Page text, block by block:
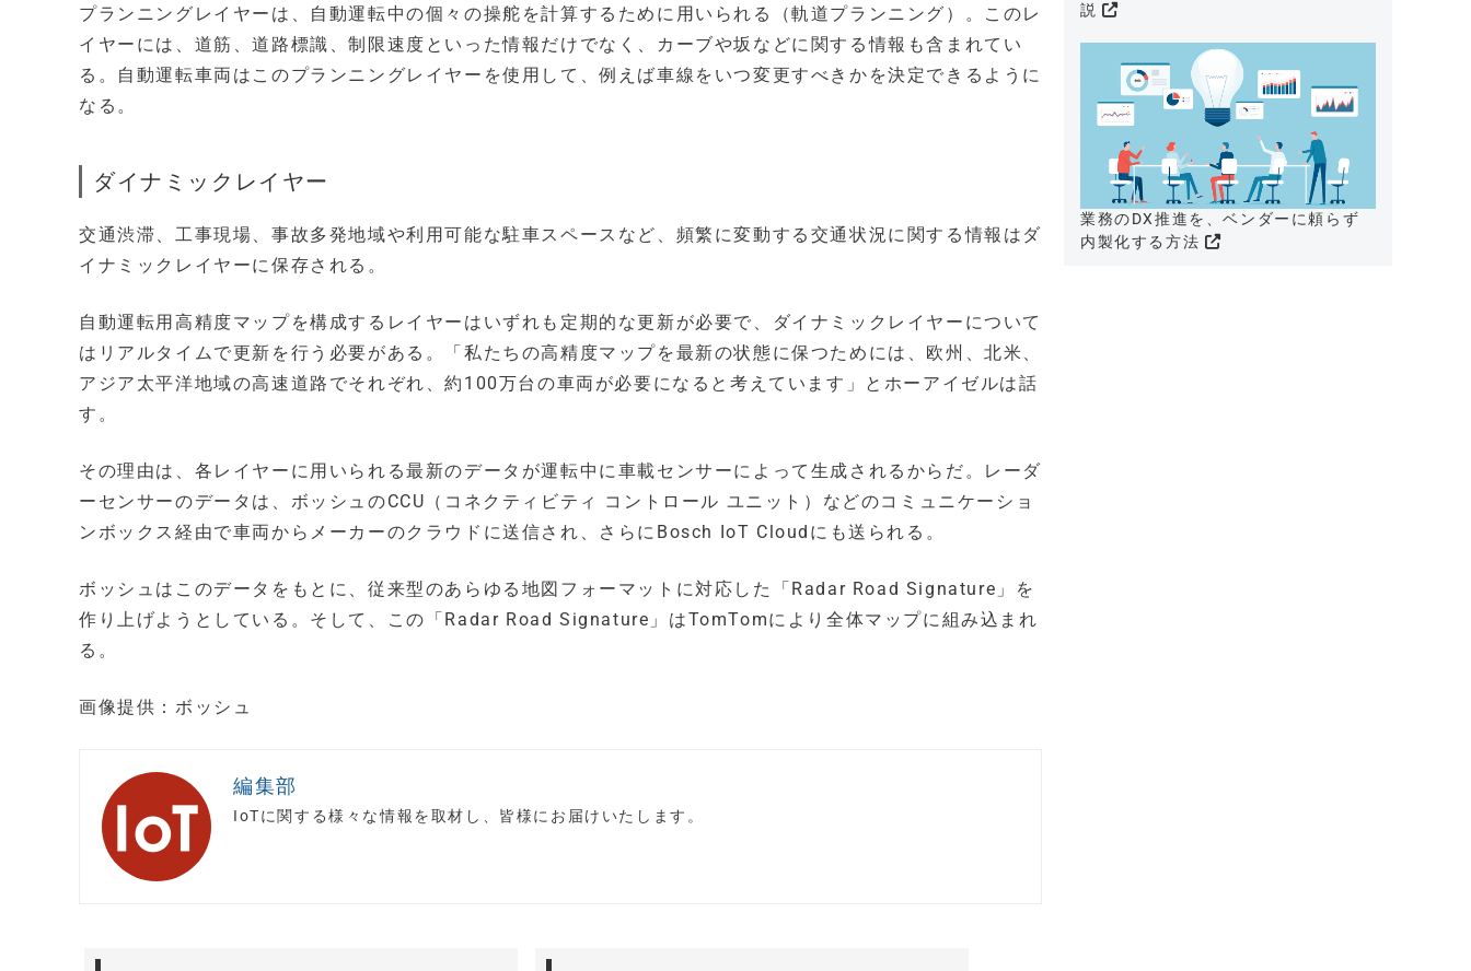
プランニングレイヤーは、自動運転中の個々の操舵を計算するために用いられる（軌道プランニング）。このレ
イヤーには、道筋、道路標識、制限速度といった情報だけでなく、カーブや坂などに関する情報も含まれてい
る。自動運転車両はこのプランニングレイヤーを使用して、例えば車線をいつ変更すべきかを決定できるように
なる。
ダイナミックレイヤー
交通渋滞、工事現場、事故多発地域や利用可能な駐車スペースなど、頻繁に変動する交通状況に関する情報はダ
イナミックレイヤーに保存される。
自動運転用高精度マップを構成するレイヤーはいずれも定期的な更新が必要で、ダイナミックレイヤーについて
はリアルタイムで更新を行う必要がある。「私たちの高精度マップを最新の状態に保つためには、欧州、北米、
アジア太平洋地域の高速道路でそれぞれ、約100万台の車両が必要になると考えています」とホーアイゼルは話
す。
その理由は、各レイヤーに用いられる最新のデータが運転中に車載センサーによって生成されるからだ。レーダ
ーセンサーのデータは、ボッシュのCCU（コネクティビティ コントロール ユニット）などのコミュニケーショ
ンボックス経由で車両からメーカーのクラウドに送信され、さらにBosch IoT Cloudにも送られる。
ボッシュはこのデータをもとに、従来型のあらゆる地図フォーマットに対応した「Radar Road Signature」を
作り上げようとしている。そして、この「Radar Road Signature」はTomTomにより全体マップに組み込まれ
る。
画像提供：ボッシュ
編集部
IoTに関する様々な情報を取材し、皆様にお届けいたします。
説
業務のDX推進を、ベンダーに頼らず
内製化する方法